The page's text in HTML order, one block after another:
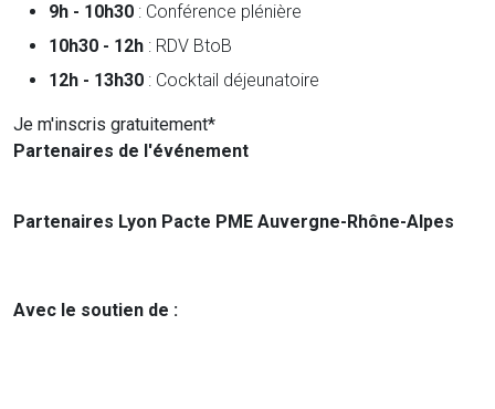
9h - 10h30 : Conférence plénière
10h30 - 12h : RDV BtoB
12h - 13h30 : Cocktail déjeunatoire
Je m'inscris gratuitement*
Partenaires de l'événement
Partenaires Lyon Pacte PME Auvergne-Rhône-Alpes
Avec le soutien de :